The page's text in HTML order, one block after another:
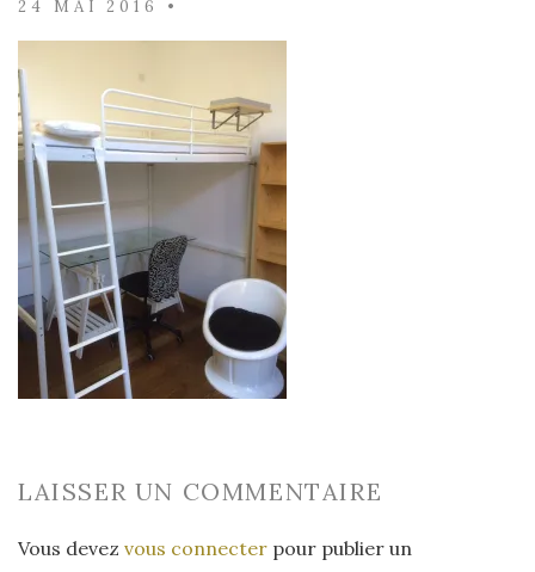
24 MAI 2016 •
LAISSER UN COMMENTAIRE
Vous devez vous connecter pour publier un